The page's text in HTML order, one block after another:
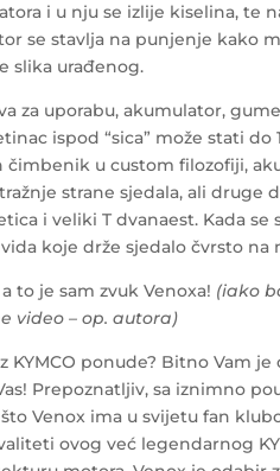
i u nju se izlije kiselina,
se stavlja na punjenje kako
slika urađenog.
za uporabu, akumulator,
ispod “sica” može stati
u custom filozofiji,
strane sjedala, ali
i veliki T dvanaest. Kada
koje drže sjedalo čvrsto na
to je sam zvuk Venoxa! (iako
video – op. autora)
KYMCO ponude? Bitno Vam
Prepoznatljiv, sa iznimno
što Venox ima u svijetu fan
ovog već legendarnog